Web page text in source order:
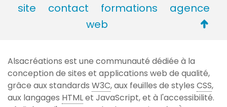
site
contact formations
agence
web
de
page
Alsacréations est une communauté dédiée à la
conception de sites et applications web de qualité,
grâce aux standards W3C, aux feuilles de styles CSS,
aux langages HTMLet JavaScript, et à l'accessibilité.